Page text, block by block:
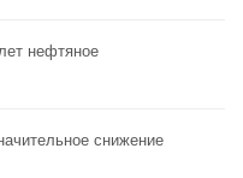
нефтяное
снижение